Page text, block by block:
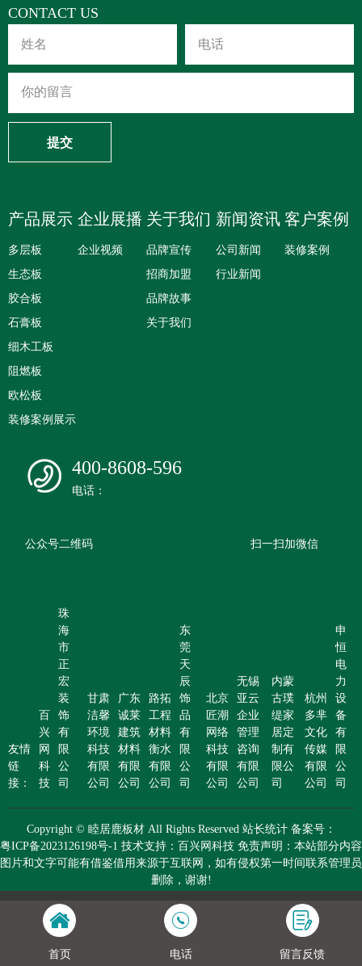
CONTACT US
提交
产品展示
多层板
生态板
胶合板
石膏板
细木工板
阻燃板
欧松板
装修案例展示
企业展播
企业视频
关于我们
品牌宣传
招商加盟
品牌故事
关于我们
新闻资讯
公司新闻
行业新闻
客户案例
装修案例
400-8608-596
电话：
公众号二维码 扫一扫加微信
友情
链
接：
百
兴
网
科
技
珠
海
市
正
宏
装
饰
有
限
公
司
甘肃
洁馨
环境
科技
有限
公司
广东
诚莱
建筑
材料
有限
公司
路拓
工程
材料
衡水
有限
公司
东
莞
天
辰
饰
品
有
限
公
司
北京
匠潮
网络
科技
有限
公司
无锡
亚云
企业
管理
咨询
有限
公司
内蒙
古璞
缇家
居定
制有
限公
司
杭州
多芈
文化
传媒
有限
公司
申
恒
电
力
设
备
有
限
公
司
Copyright © 睦居鹿板材 All Rights Reserved 站长统计 备案号：
粤ICP备2023126198号-1 技术支持：百兴网科技 免责声明：本站部分内容
图片和文字可能有借鉴借用来源于互联网，如有侵权第一时间联系管理员
删除，谢谢!
首页 电话 留言反馈